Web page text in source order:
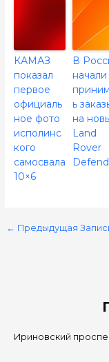
КАМАЗ
показал
первое
официаль
ное фото
исполинс
кого
самосвала
10×6
В
начали
ь
на
Land
Rover
← Предыдущая
Ириновский